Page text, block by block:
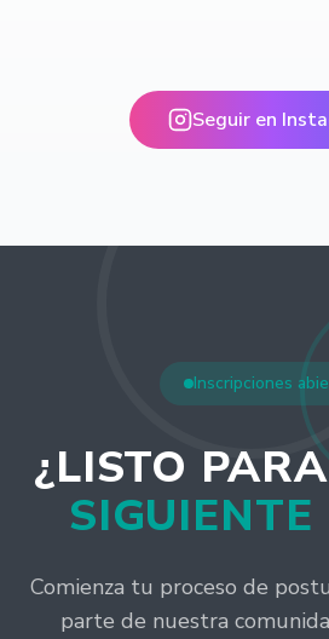
Seguir en
Inscripciones
¿LISTO
SIGUIENTE
Comienza tu proceso de
parte de nuestra